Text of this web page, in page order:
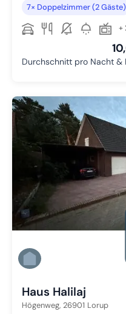
7× Doppelzimmer (2 Gäste)
+
Durchschnitt pro Nacht &
Haus Halilaj
Högenweg, 26901 Lorup